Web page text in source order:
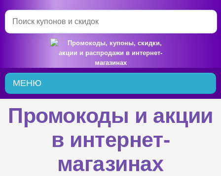
МЕНЮ
Промокоды и акции
в интернет-
магазинах